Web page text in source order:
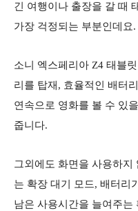
긴 여행이나 출장을 갈 때
가장 걱정되는 부분인데요.
소니 엑스페리아 Z4 태블
리를 탑재, 효율적인 배터
연속으로 영화를 볼 수 있
줍니다.
그외에도 화면을 사용하지
는 확장 대기 모드, 배터리
남은 사용시간을 늘여주는